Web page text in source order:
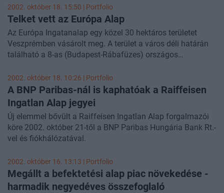
ugrott az aktívan kezelt befektetési alapok élére a Pimco
Total Return alapja, mely kötvény befektetésekre
specializálódott. Az alapba az idei évben 12 mrd USD, az
utolsó hónapban 1.7 mrd USD érkezett és ezzel a kezelt
vagyon 64.6 mrd USD-re nőtt és vált a Pimco Total Return a
legnagyobb alappá.
2002. október 18. 15:50 | Portfolio
Telket vett az Európa Alap
Az Európa Ingatanalap egy közel 30 hektáros területet
Veszprémben vásárolt meg. A terület a város déli határán
található a 8-as (Budapest-Rábafüzes) országos
és a 73-as (Veszprém-Csopak) országos másodrendû
fõútnak a keresztezõdésénél. Veszprém belvárosától mért
távolsága kb. 2 km, a Balatontól mért távolsága kb. 12 km.
2002. október 18. 10:26 | Portfolio
A BNP Paribas-nál is kaphatóak a Raiffeisen
Ingatlan Alap jegyei
Új elemmel bővült a Raiffeisen Ingatlan Alap forgalmazói
köre 2002. október 21-től a BNP Paribas Hungária Bank Rt.-
vel és fiókhálózatával.
2002. október 16. 13:13 | Portfolio
Megállt a befektetési alap piac növekedése -
harmadik negyedéves összefoglaló